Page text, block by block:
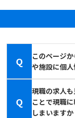
Q
このページ
や施設に個
Q
現職の求人
ことで現職
しまいますか